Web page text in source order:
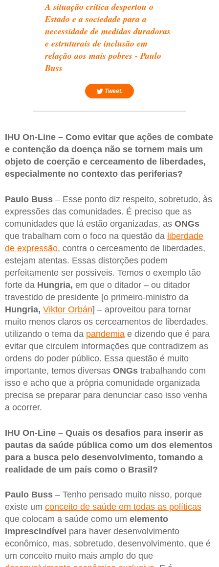
A situação crítica despertou o
Estado e a sociedade para a
necessidade de medidas duradoras
e estruturais de inclusão em
relação aos mais pobres - Paulo
Buss
Tweet.
IHU On-Line – Como evitar que ações de combate
e contenção da doença não se tornem mais um
objeto de coerção e cerceamento de liberdades,
especialmente no contexto das periferias?
Paulo Buss – Esse ponto diz respeito, sobretudo, às
expressões das comunidades. É preciso que as
comunidades que lá estão organizadas, as ONGs
que trabalham com o foco na questão da liberdade
de expressão, contra o cerceamento de liberdades,
estejam atentas. Essas distorções podem
perfeitamente ser possíveis. Temos o exemplo tão
forte da Hungria, em que o ditador – ou ditador
travestido de presidente [o primeiro-ministro da
Hungria, Viktor Orbán] – aproveitou para tornar
muito menos claros os cerceamentos de liberdades,
utilizando o tema da pandemia e dizendo que é para
evitar que circulem informações que contradizem as
ordens do poder público. Essa questão é muito
importante, temos diversas ONGs trabalhando com
isso e acho que a própria comunidade organizada
precisa se preparar para denunciar caso isso venha
a ocorrer.
IHU On-Line – Quais os desafios para inserir as
pautas da saúde pública como um dos elementos
para a busca pelo desenvolvimento, tomando a
realidade de um país como o Brasil?
Paulo Buss – Tenho pensado muito nisso, porque
existe um conceito de saúde em todas as políticas
que colocam a saúde como um elemento
imprescindível para haver desenvolvimento
econômico, mas, sobretudo, desenvolvimento, que é
um conceito muito mais amplo do que